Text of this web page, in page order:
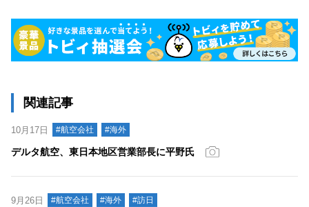
関連記事
10月17日 #航空会社 #海外
デルタ航空、東日本地区営業部長に平野氏
9月26日 #航空会社 #海外 #訪日